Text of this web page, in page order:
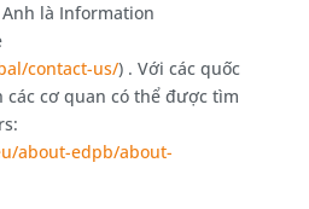
là Information
contact-us/) . Với các quốc
các cơ quan có thể được tìm
about-edpb/about-